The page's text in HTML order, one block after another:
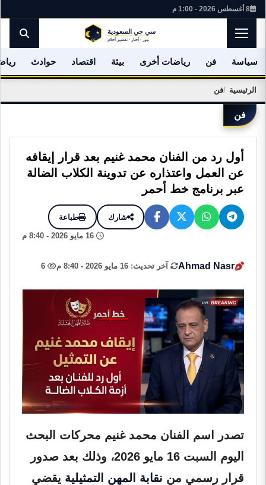
8 أغسطس 2026 - 1:00 م
سياسة فن رياضات أخرى بيئة اقتصاد حوادث
الرئيسية فن
فن
أول رد من الفنان محمد غنيم بعد قرار إيقافه
عن العمل واعتذاره عن تدوينة الكلاب الضالة
عبر برنامج خط أحمر
شارك طباعة
Ahmad Nasr آخر تحديث: 16 مايو 2026 - 8:40 م
تصدر اسم الفنان محمد غنيم محركات البحث
اليوم السبت 16 مايو 2026، وذلك بعد صدور
قرار رسمي من نقابة المهن التمثيلية يقضي